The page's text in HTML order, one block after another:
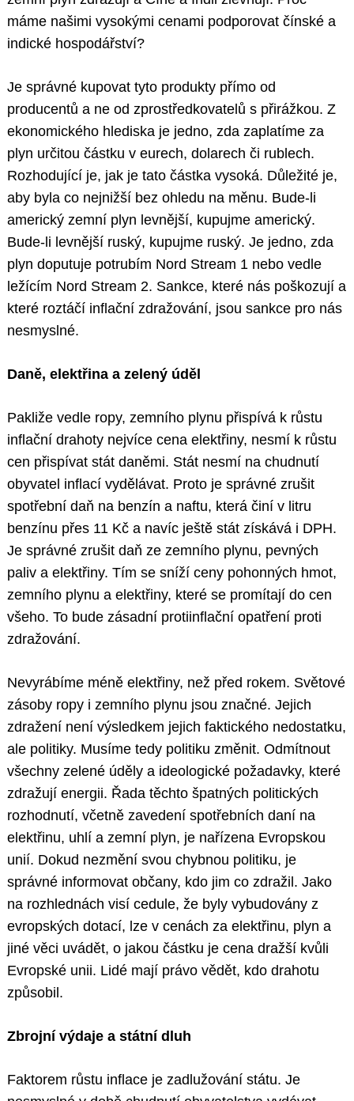
máme našimi vysokými cenami podporovat čínské a
indické hospodářství?
Je správné kupovat tyto produkty přímo od
producentů a ne od zprostředkovatelů s přirážkou. Z
ekonomického hlediska je jedno, zda zaplatíme za
plyn určitou částku v eurech, dolarech či rublech.
Rozhodující je, jak je tato částka vysoká. Důležité je,
aby byla co nejnižší bez ohledu na měnu. Bude-li
americký zemní plyn levnější, kupujme americký.
Bude-li levnější ruský, kupujme ruský. Je jedno, zda
plyn doputuje potrubím Nord Stream 1 nebo vedle
ležícím Nord Stream 2. Sankce, které nás poškozují a
které roztáčí inflační zdražování, jsou sankce pro nás
nesmyslné.
Daně, elektřina a zelený úděl
Pakliže vedle ropy, zemního plynu přispívá k růstu
inflační drahoty nejvíce cena elektřiny, nesmí k růstu
cen přispívat stát daněmi. Stát nesmí na chudnutí
obyvatel inflací vydělávat. Proto je správné zrušit
spotřební daň na benzín a naftu, která činí v litru
benzínu přes 11 Kč a navíc ještě stát získává i DPH.
Je správné zrušit daň ze zemního plynu, pevných
paliv a elektřiny. Tím se sníží ceny pohonných hmot,
zemního plynu a elektřiny, které se promítají do cen
všeho. To bude zásadní protiinflační opatření proti
zdražování.
Nevyrábíme méně elektřiny, než před rokem. Světové
zásoby ropy i zemního plynu jsou značné. Jejich
zdražení není výsledkem jejich faktického nedostatku,
ale politiky. Musíme tedy politiku změnit. Odmítnout
všechny zelené úděly a ideologické požadavky, které
zdražují energii. Řada těchto špatných politických
rozhodnutí, včetně zavedení spotřebních daní na
elektřinu, uhlí a zemní plyn, je nařízena Evropskou
unií. Dokud nezmění svou chybnou politiku, je
správné informovat občany, kdo jim co zdražil. Jako
na rozhlednách visí cedule, že byly vybudovány z
evropských dotací, lze v cenách za elektřinu, plyn a
jiné věci uvádět, o jakou částku je cena dražší kvůli
Evropské unii. Lidé mají právo vědět, kdo drahotu
způsobil.
Zbrojní výdaje a státní dluh
Faktorem růstu inflace je zadlužování státu. Je